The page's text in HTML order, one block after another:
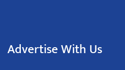
Advertise With Us